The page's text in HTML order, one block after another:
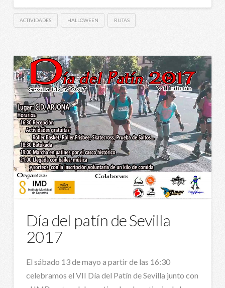
ACTIVIDADES HALLOWEEN RUTAS
Día del patín de Sevilla
2017
El sábado 13 de mayo a partir de las 16:30
celebramos el VII Día del Patín de Sevilla junto con